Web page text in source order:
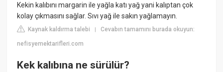
Kekin kalıbını margarin ile yağla katı yağ yani kalıptan çok
kolay çıkmasını sağlar. Sıvı yağ ile sakın yağlamayın.
Kaynak kaldırma talebi |Cevabın tamamını burada okuyun:
nefisyemektarifleri.com
Kek kalıbına ne sürülür?